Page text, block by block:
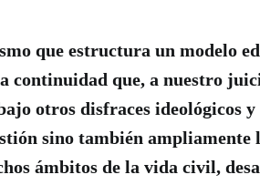
que estructura un modelo
continuidad que, a nuestro
otros disfraces ideológicos
sino también
ámbitos de la vida civil,